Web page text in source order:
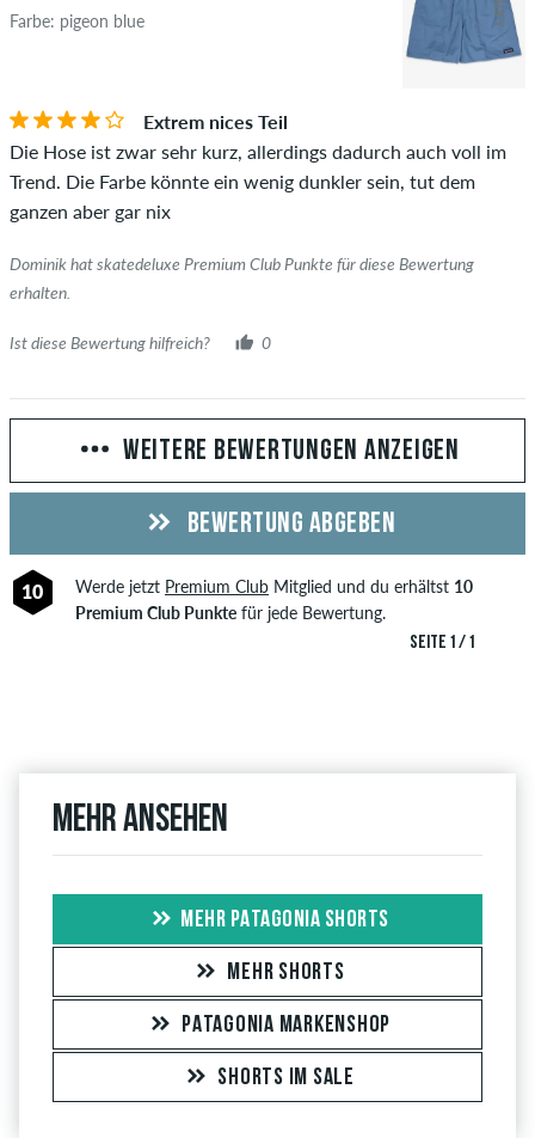
Farbe: pigeon blue
Extrem nices Teil
Die Hose ist zwar sehr kurz, allerdings dadurch auch voll im
Trend. Die Farbe könnte ein wenig dunkler sein, tut dem
ganzen aber gar nix
Dominik hat skatedeluxe Premium Club Punkte für diese Bewertung
erhalten.
Ist diese Bewertung hilfreich? 0
SEITE 1 / 1
WEITERE BEWERTUNGEN ANZEIGEN
BEWERTUNG ABGEBEN
10 Werde jetzt Premium ClubMitglied und du erhältst 10
Premium Club Punktefür jede Bewertung.
Mehr ansehen
MEHR PATAGONIA SHORTS
MEHR SHORTS
PATAGONIA MARKENSHOP
SHORTS IM SALE